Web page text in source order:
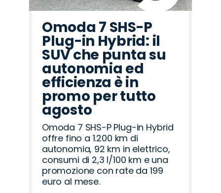
Omoda 7 SHS-P
Plug-in Hybrid: il
SUV che punta su
autonomia ed
efficienza è in
promo per tutto
agosto
Omoda 7 SHS-P Plug-in Hybrid
offre fino a 1.200 km di
autonomia, 92 km in elettrico,
consumi di 2,3 l/100 km e una
promozione con rate da 199
euro al mese.